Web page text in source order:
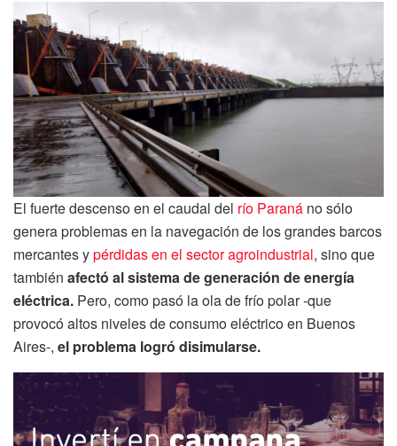
El fuerte descenso en el caudal del río Paraná no sólo
genera problemas en la navegación de los grandes barcos
mercantes ypérdidas en el sector agroindustrial, sino que
también afectó al sistema de generación de energía
eléctrica. Pero, como pasó la ola de frío polar -que
provocó altos niveles de consumo eléctrico en Buenos
Aires-, el problema logró disimularse.